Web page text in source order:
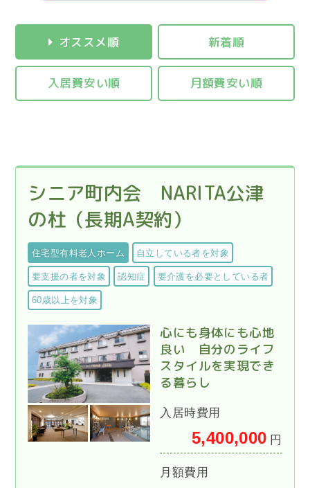
オススメ順 新着順
入居費安い順 月額費安い順
シニア町内会 NARITA公津
の杜（長期A契約）
住宅型有料老人ホーム 自立している者を対象
要支援の者を対象 認知症 要介護を必要としている者
60歳以上を対象
心にも身体にも心地
良い 自分のライフ
スタイルを実現でき
る暮らし
入居時費用
5,400,000 円
月額費用